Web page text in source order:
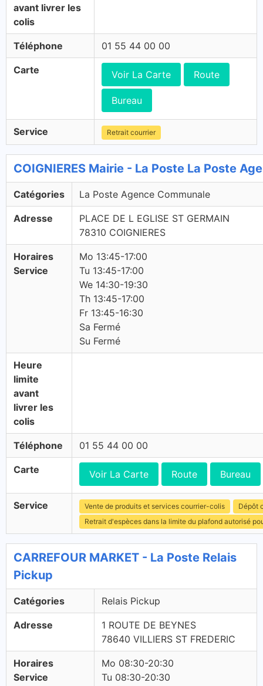
avant livrer les
colis
Téléphone 01 55 44 00 00
Carte Voir La Carte Route
Bureau
Service Retrait courrier
COIGNIERES Mairie - La Poste La Poste
Catégories La Poste Agence Communale
Adresse
PLACE DE L EGLISE ST GERMAIN
78310 COIGNIERES
Horaires
Service
Mo 13:45-17:00
Tu 13:45-17:00
We 14:30-19:30
Th 13:45-17:00
Fr 13:45-16:30
Sa Fermé
Su Fermé
Heure
limite
avant
livrer les
colis
Téléphone 01 55 44 00 00
Carte Voir La Carte Route Bureau
Service Vente de produits et services courrier-colis
Dépôt
Retrait d'espèces dans la limite du plafond autorisé
CARREFOUR MARKET - La Poste Relais
Pickup
Catégories Relais Pickup
Adresse
1 ROUTE DE BEYNES
78640 VILLIERS ST FREDERIC
Horaires
Service
Mo 08:30-20:30
Tu 08:30-20:30